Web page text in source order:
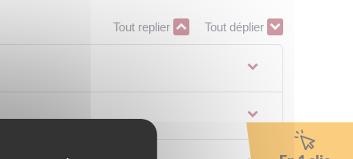
Tout replier Tout déplier